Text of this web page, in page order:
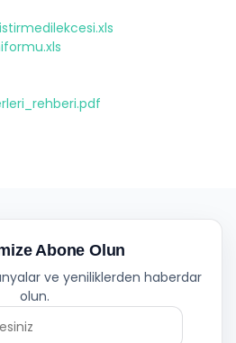
Abone Olun
ve yeniliklerden haberdar
olun.